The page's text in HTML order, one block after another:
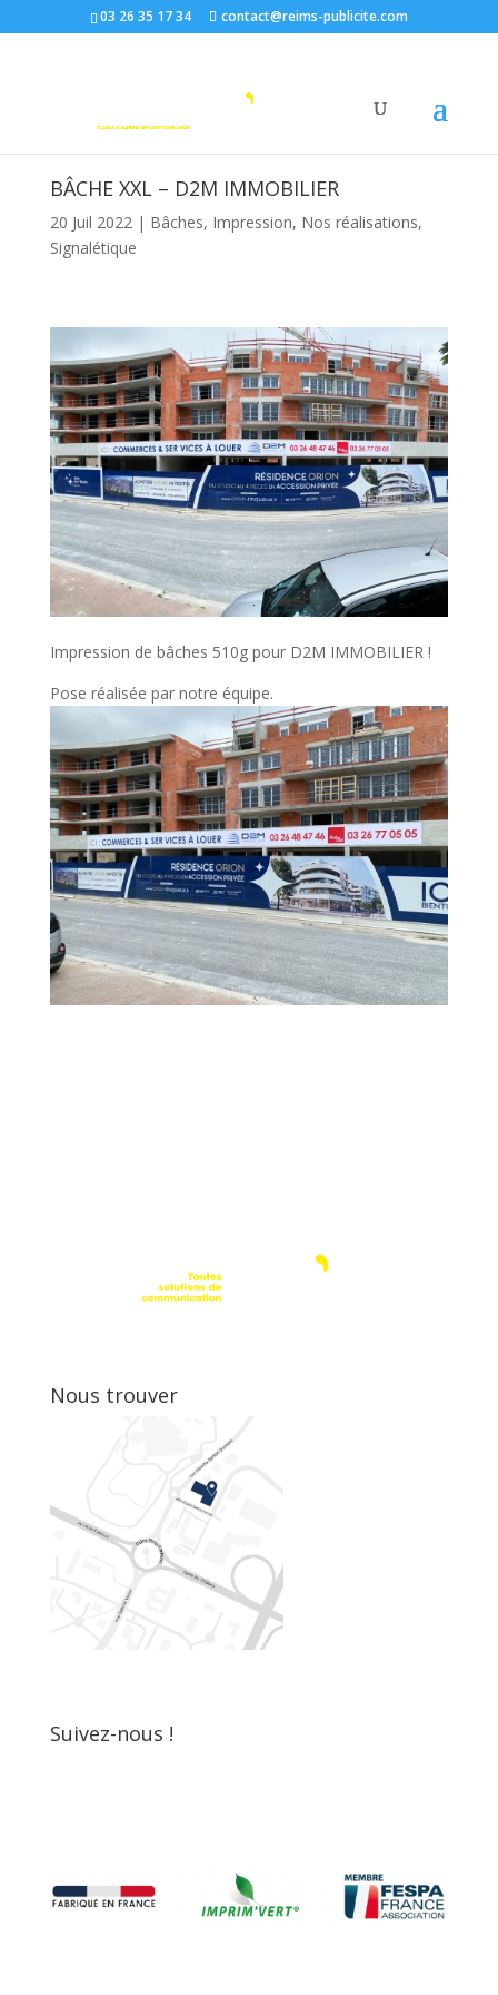
03 26 35 17 34 contact@reims-publicite.com
BÂCHE XXL – D2M IMMOBILIER
20 Juil 2022| Bâches, Impression, Nos réalisations,
Signalétique
Impression de bâches 510g pour D2M IMMOBILIER !
Pose réalisée par notre équipe.
Nous trouver
Suivez-nous !